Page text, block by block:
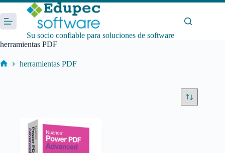
Saltar
al
contenido
Su socio confiable para soluciones de software
herramientas PDF
herramientas PDF